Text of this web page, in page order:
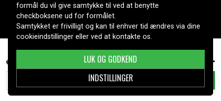
Hp Mini 210-1028VU, 11.1V, 4400 mAh 259 kr.
TILFØJ TIL KURV
Copyright © 2026, Spares Nordic AB
formål du vil give samtykke til ved at benytte
checkboksene ud for formålet.
Samtykket er frivilligt og kan til enhver tid ændres via dine
cookieindstillinger eller ved at kontakte os.
INDSTILLINGER
LUK OG GODKEND